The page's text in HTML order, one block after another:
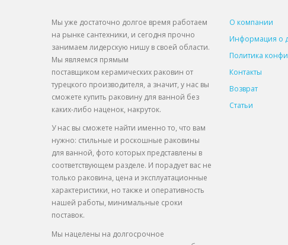
Мы уже достаточно долгое время работаем
на рынке сантехники, и сегодня прочно
занимаем лидерскую нишу в своей области.
Мы являемся прямым
поставщиком керамических раковин от
турецкого производителя, а значит, у нас вы
сможете купить раковину для ванной без
каких-либо наценок, накруток.
У нас вы сможете найти именно то, что вам
нужно: стильные и роскошные раковины
для ванной, фото которых представлены в
соответствующем разделе. И порадует вас не
только раковина, цена и эксплуатационные
характеристики, но также и оперативность
нашей работы, минимальные сроки
поставок.
Мы нацелены на долгосрочное
О компании
Информация о
Политика
Контакты
Возврат
Статьи